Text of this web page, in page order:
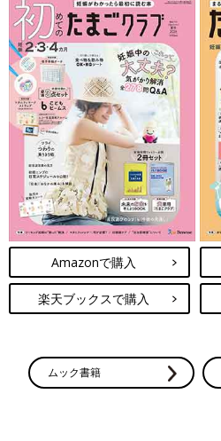
Amazonで購入
楽天ブックスで購入
ムック書籍